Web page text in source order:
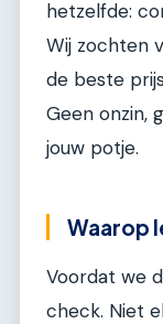
hetzelfde:
Wij zochten
de beste
Geen onzin,
jouw potje.
Waarop
Voordat we
check. Niet